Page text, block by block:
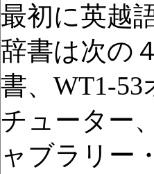
最初に英越
辞書は次の
書、 WT1-53
チューター
ャブラリー